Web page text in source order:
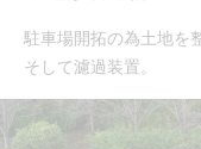
駐車場開拓の為土地を
そして濾過装置。